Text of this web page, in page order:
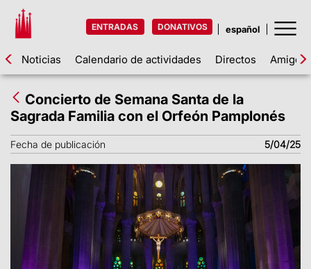
ENTRADAS DONATIVOS
Noticias Calendario de actividades Directos Amigos
Concierto de Semana Santa de la
Sagrada Familia con el Orfeón Pamplonés
Fecha de publicación 5/04/25